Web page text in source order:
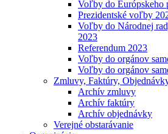
Voľby do Európskeho
Prezidentské voľby
Voľby do Národnej
2023
Referendum 2023
Voľby do orgánov
Voľby do orgánov
Zmluvy, Faktúry,
Archív zmluvy
Archív faktúry
Archív objednávky
Verejné obstarávanie